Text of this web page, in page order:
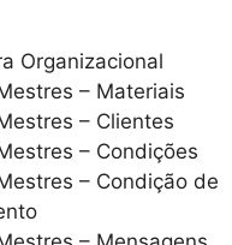
Organizacional
– Materiais
– Clientes
– Condições
– Condição de